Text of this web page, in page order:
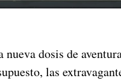
dosis de
las